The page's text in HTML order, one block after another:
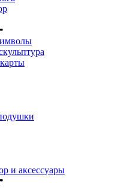
и аксессуары